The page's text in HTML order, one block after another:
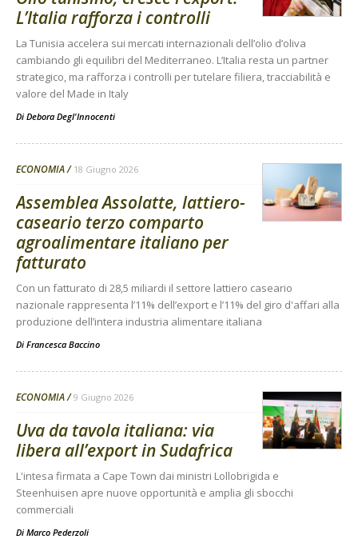
L’Italia rafforza i controlli
La Tunisia accelera sui mercati internazionali dell’olio d’oliva
cambiando gli equilibri del Mediterraneo. L’Italia resta un partner
strategico, ma rafforza i controlli per tutelare filiera, tracciabilità e
valore del Made in Italy
Di Debora Degl'Innocenti
ECONOMIA 18 Giugno 2026
Assemblea Assolatte, lattiero-
caseario terzo comparto
agroalimentare italiano per
fatturato
Con un fatturato di 28,5 miliardi il settore lattiero caseario
nazionale rappresenta l’11% dell’export e l’11% del giro d'affari alla
produzione dell’intera industria alimentare italiana
Di Francesca Baccino
ECONOMIA 9 Giugno 2026
Uva da tavola italiana: via
libera all’export in Sudafrica
L'intesa firmata a Cape Town dai ministri Lollobrigida e
Steenhuisen apre nuove opportunità e amplia gli sbocchi
commerciali
Di Marco Pederzoli